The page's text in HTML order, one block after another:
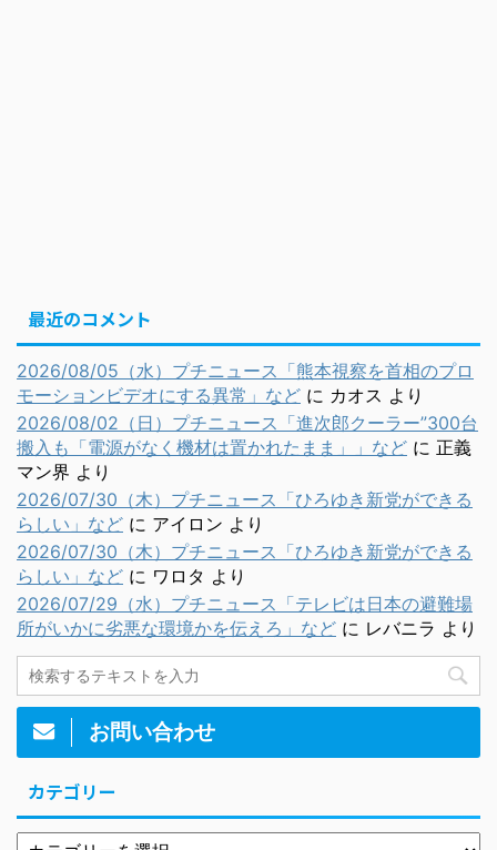
最近のコメント
2026/08/05（水）プチニュース「熊本視察を首相のプロ
モーションビデオにする異常」など に カオス より
2026/08/02（日）プチニュース「進次郎クーラー”300台
搬入も「電源がなく機材は置かれたまま」」など に 正義
マン界 より
2026/07/30（木）プチニュース「ひろゆき新党ができる
らしい」など に アイロン より
2026/07/30（木）プチニュース「ひろゆき新党ができる
らしい」など に ワロタ より
2026/07/29（水）プチニュース「テレビは日本の避難場
所がいかに劣悪な環境かを伝えろ」など に レバニラ より
お問い合わせ
カテゴリー